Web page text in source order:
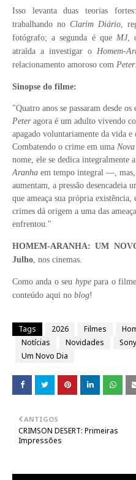
Isso levanta duas teorias
trabalhando no Clarim Diário,
fotógrafo; a segunda é que MJ,
atraída a investigar o Homem-
relacionamento amoroso com Peter.
Sinopse do filme:
"Quatro anos se passaram desde os
Peteragora é um adulto vivendo
apagado voluntariamente da vida e
Combatendo o crime em uma
nome, ele se dedica integralmente
Aranha em tempo integral —, mas,
aumentam, a pressão desencadeia
que ameaça sua própria
crimes dá origem a uma das
enfrentou."
HOMEM-ARANHA: UM
Julho, nos cinemas.
Como anda o seu hypepara o
conteúdo aqui no blog!
Tags 2026 Filmes
Notícias
Novidades
Um Novo Dia
ANTIGOS
CRIMSON DESERT: Primeiras
Impressões